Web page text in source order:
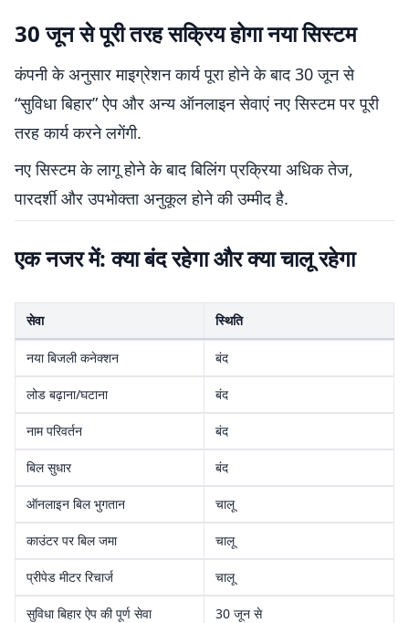
30 जून से पूरी तरह सक्रिय होगा नया सिस्टम
कंपनी के अनुसार माइग्रेशन कार्य पूरा होने के बाद 30 जून से
“सुविधा बिहार” ऐप और अन्य ऑनलाइन सेवाएं नए सिस्टम पर पूरी
तरह कार्य करने लगेंगी.
नए सिस्टम के लागू होने के बाद बिलिंग प्रक्रिया अधिक तेज,
पारदर्शी और उपभोक्ता अनुकूल होने की उम्मीद है.
एक नजर में: क्या बंद रहेगा और क्या चालू रहेगा
सेवा स्थिति
नया बिजली कनेक्शन बंद
लोड बढ़ाना/घटाना बंद
नाम परिवर्तन बंद
बिल सुधार बंद
ऑनलाइन बिल भुगतान चालू
काउंटर पर बिल जमा चालू
प्रीपेड मीटर रिचार्ज चालू
सुविधा बिहार ऐप की पूर्ण सेवा 30 जून से